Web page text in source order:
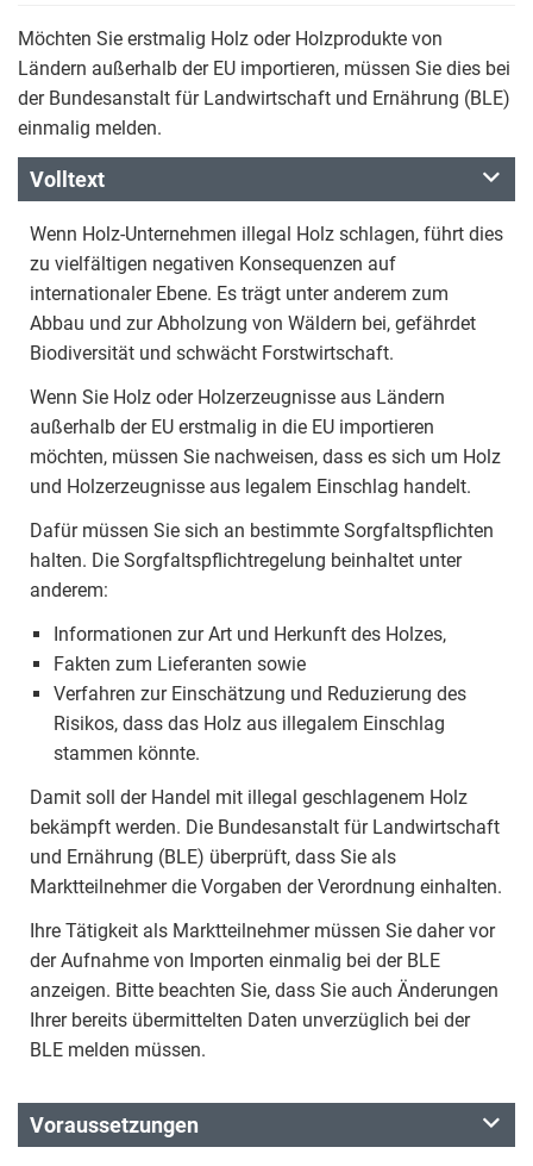
Möchten Sie erstmalig Holz oder Holzprodukte von
Ländern außerhalb der EU importieren, müssen Sie dies bei
der Bundesanstalt für Landwirtschaft und Ernährung (BLE)
einmalig melden.
Volltext
Wenn Holz-Unternehmen illegal Holz schlagen, führt dies
zu vielfältigen negativen Konsequenzen auf
internationaler Ebene. Es trägt unter anderem zum
Abbau und zur Abholzung von Wäldern bei, gefährdet
Biodiversität und schwächt Forstwirtschaft.
Wenn Sie Holz oder Holzerzeugnisse aus Ländern
außerhalb der EU erstmalig in die EU importieren
möchten, müssen Sie nachweisen, dass es sich um Holz
und Holzerzeugnisse aus legalem Einschlag handelt.
Dafür müssen Sie sich an bestimmte Sorgfaltspflichten
halten. Die Sorgfaltspflichtregelung beinhaltet unter
anderem:
Informationen zur Art und Herkunft des Holzes,
Fakten zum Lieferanten sowie
Verfahren zur Einschätzung und Reduzierung des
Risikos, dass das Holz aus illegalem Einschlag
stammen könnte.
Damit soll der Handel mit illegal geschlagenem Holz
bekämpft werden. Die Bundesanstalt für Landwirtschaft
und Ernährung (BLE) überprüft, dass Sie als
Marktteilnehmer die Vorgaben der Verordnung einhalten.
Ihre Tätigkeit als Marktteilnehmer müssen Sie daher vor
der Aufnahme von Importen einmalig bei der BLE
anzeigen. Bitte beachten Sie, dass Sie auch Änderungen
Ihrer bereits übermittelten Daten unverzüglich bei der
BLE melden müssen.
Voraussetzungen